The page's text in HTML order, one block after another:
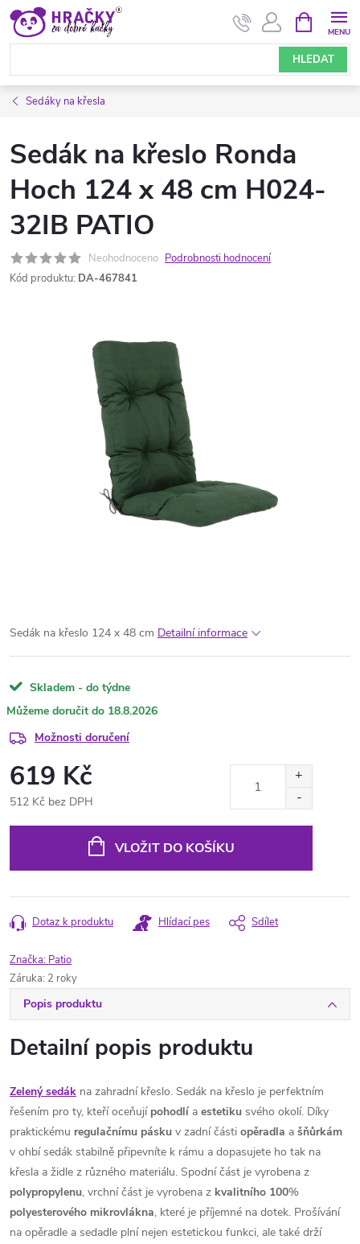
Přejít
obsah
HLEDAT
NÁKUPNÍ
KOŠÍK
Sedáky na křesla
Sedák na křeslo Ronda
Hoch 124 x 48 cm H024-
32IB PATIO
Neohodnoceno Podrobnosti hodnocení
Kód produktu: DA-467841
Sedák na křeslo 124 x 48 cm Detailní informace
Skladem - do týdne
18.8.2026
Možnosti doručení
619 Kč
512 Kč bez DPH
VLOŽIT DO KOŠÍKU
Dotaz k produktu Hlídací pes Sdílet
Značka: Patio
Záruka: 2 roky
Popis produktu
Detailní popis produktu
Zelený sedák na zahradní křeslo. Sedák na křeslo je perfektním
řešením pro ty, kteří oceňují pohodlí a estetiku svého okolí. Díky
praktickému regulačnímu pásku v zadní části opěradla a šňůrkám
v ohbí sedák stabilně připevníte k rámu a dopasujete ho tak na
křesla a židle z různého materiálu. Spodní část je vyrobena z
polypropylenu, vrchní část je vyrobena z kvalitního 100%
polyesterového mikrovlákna, které je příjemné na dotek. Prošívání
na opěradle a sedadle plní nejen estetickou funkci, ale také drží